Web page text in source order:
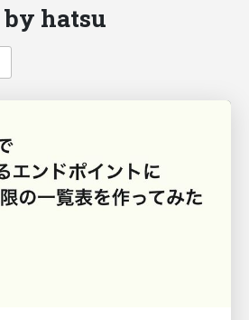
by hatsu